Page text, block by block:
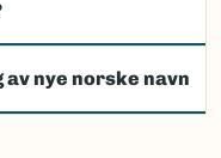
nye norske navn